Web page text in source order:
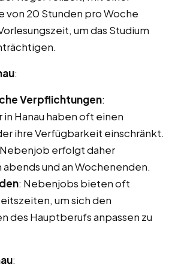
von 20 Stunden pro Woche
um das Studium
:
Verpflichtungen:
Hanau haben oft einen
ihre Verfügbarkeit einschränkt.
erfolgt daher
und an Wochenenden.
: Nebenjobs bieten oft
um sich den
des Hauptberufs anpassen zu
: